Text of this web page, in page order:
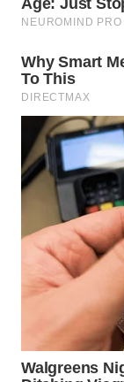
SIMALUNGUN
WN
LABUHANBATU
WN
TAPANULI
TENGAH
WN DELI
SERDANG
WN
TEBING
WN
PAKPAK